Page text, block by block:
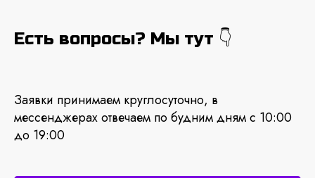
Есть вопросы? Мы тут 👇
Заявки принимаем круглосуточно, в
мессенджерах отвечаем по будним дням с 10:00
до 19:00